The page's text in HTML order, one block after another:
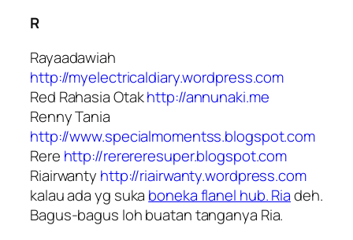
R
Rayaadawiah
http://myelectricaldiary.wordpress.com
Red Rahasia Otakhttp://annunaki.me
Renny Tania
http://www.specialmomentss.blogspot.com
Rere http://rerereresuper.blogspot.com
Riairwanty http://riairwanty.wordpress.com
kalau ada yg suka boneka flanel hub. Riadeh.
Bagus-bagus loh buatan tanganya Ria.